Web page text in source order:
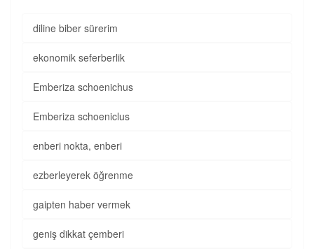
diline biber sürerim
ekonomik seferberlik
Emberiza schoenichus
Emberiza schoeniclus
enberi nokta, enberi
ezberleyerek öğrenme
gaipten haber vermek
geniş dikkat çemberi